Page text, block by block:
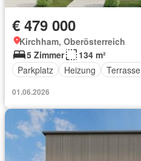
€ 479 000
Kirchham, Oberösterreich
5 Zimmer
134 m²
Parkplatz
Heizung Terrasse
01.06.2026